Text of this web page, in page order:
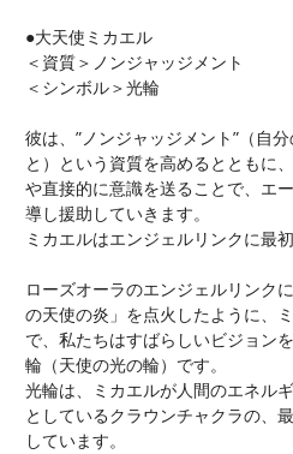
●大天使ミカエル
＜資質＞ノンジャッジメント
＜シンボル＞光輪
彼は、”ノンジャッジメント”（自
と）という資質を高めるとともに
や直接的に意識を送ることで、エ
導し援助していきます。
ミカエルはエンジェルリンクに最
ローズオーラのエンジェルリンク
の天使の炎」を点火したように、
で、私たちはすばらしいビジョン
輪（天使の光の輪）です。
光輪は、ミカエルが人間のエネル
としているクラウンチャクラの、
しています。